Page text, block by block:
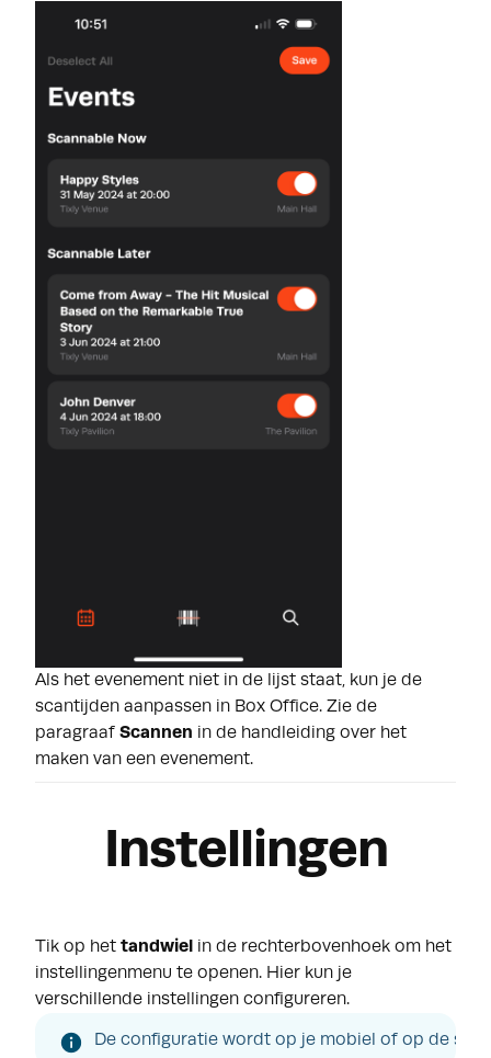
Als het evenement niet in de lijst staat, kun je de
scantijden aanpassen in Box Office. Zie de
paragraaf Scannen in de handleiding over het
maken van een evenement.
Instellingen
Tik op het tandwiel in de rechterbovenhoek om het
instellingenmenu te openen. Hier kun je
verschillende instellingen configureren.
De configuratie wordt op je mobiel of op de